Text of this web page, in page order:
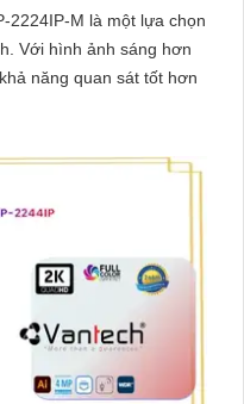
2224IP-M là một lựa chọn
năng quan sát tốt hơn